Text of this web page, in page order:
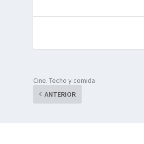
Cine. Techo y comida
ANTERIOR